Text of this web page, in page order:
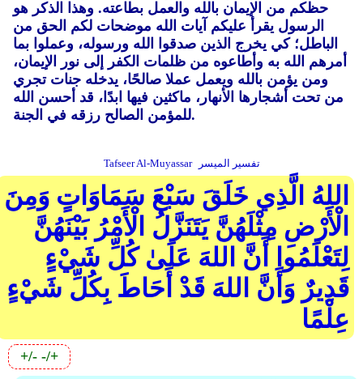
حظكم من الإيمان بالله والعمل بطاعته. وهذا الذكر هو
الرسول يقرأ عليكم آيات الله موضحات لكم الحق من
الباطل؛ كي يخرج الذين صدقوا الله ورسوله، وعملوا بما
أمرهم الله به وأطاعوه من ظلمات الكفر إلى نور الإيمان،
ومن يؤمن بالله ويعمل عملا صالحًا، يدخله جنات تجري
من تحت أشجارها الأنهار، ماكثين فيها ابدًا، قد أحسن الله
للمؤمن الصالح رزقه في الجنة.
Tafseer Al-Muyassar تفسير الميسر
اللهُ الَّذِي خَلَقَ سَبْعَ سَمَاوَاتٍ وَمِنَ
الْأَرْضِ مِثْلَهُنَّ يَتَنَزَّلُ الْأَمْرُ بَيْنَهُنَّ
لِتَعْلَمُوا أَنَّ اللهَ عَلَىٰ كُلِّ شَيْءٍ
قَدِيرٌ وَأَنَّ اللهَ قَدْ أَحَاطَ بِكُلِّ شَيْءٍ
عِلْمًا
+/- -/+